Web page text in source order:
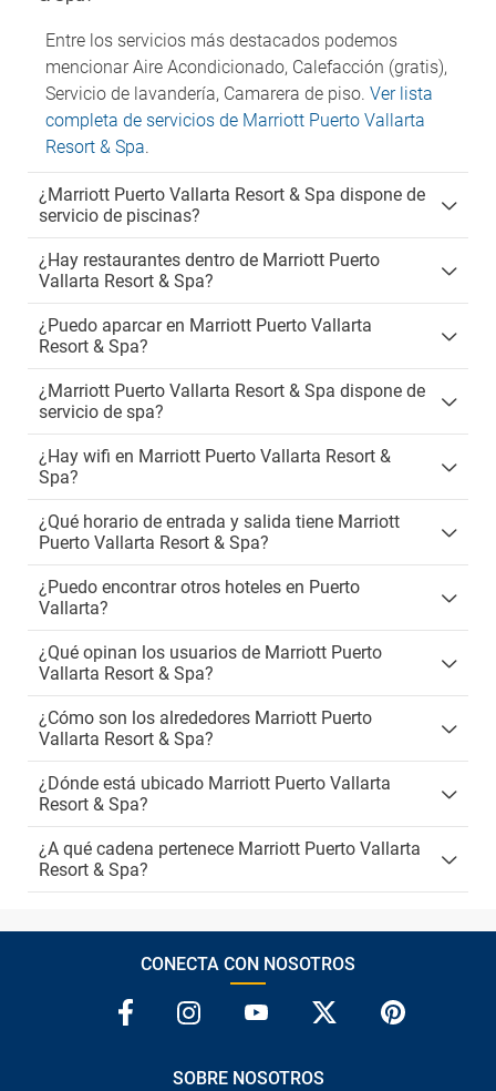
Entre los servicios más destacados podemos
mencionar Aire Acondicionado, Calefacción (gratis),
Servicio de lavandería, Camarera de piso. Ver lista
completa de servicios de Marriott Puerto Vallarta
Resort & Spa.
¿Marriott Puerto Vallarta Resort & Spa dispone de
servicio de piscinas?
¿Hay restaurantes dentro de Marriott Puerto
Vallarta Resort & Spa?
¿Puedo aparcar en Marriott Puerto Vallarta
Resort & Spa?
¿Marriott Puerto Vallarta Resort & Spa dispone de
servicio de spa?
¿Hay wifi en Marriott Puerto Vallarta Resort &
Spa?
¿Qué horario de entrada y salida tiene Marriott
Puerto Vallarta Resort & Spa?
¿Puedo encontrar otros hoteles en Puerto
Vallarta?
¿Qué opinan los usuarios de Marriott Puerto
Vallarta Resort & Spa?
¿Cómo son los alrededores Marriott Puerto
Vallarta Resort & Spa?
¿Dónde está ubicado Marriott Puerto Vallarta
Resort & Spa?
¿A qué cadena pertenece Marriott Puerto Vallarta
Resort & Spa?
CONECTA CON NOSOTROS
SOBRE NOSOTROS